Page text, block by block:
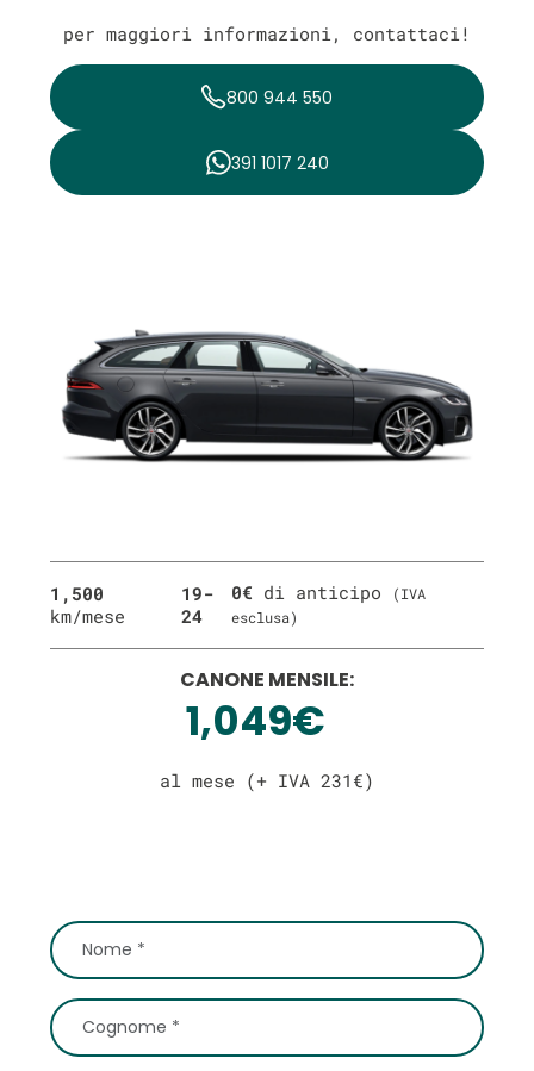
per maggiori informazioni, contattaci!
800 944 550
391 1017 240
1,500
km/mese
19-
24
0€ di anticipo
(IVA
esclusa)
CANONE MENSILE:
1,049€
al mese (+ IVA 231€)